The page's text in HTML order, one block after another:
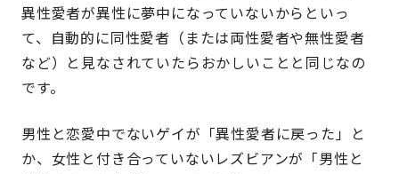
異性愛者が異性に夢中になっていないからといっ
て、自動的に同性愛者（または両性愛者や無性愛者
など）と見なされていたらおかしいことと同じなの
です。
男性と恋愛中でないゲイが「異性愛者に戻った」と
か、女性と付き合っていないレズビアンが「男性と